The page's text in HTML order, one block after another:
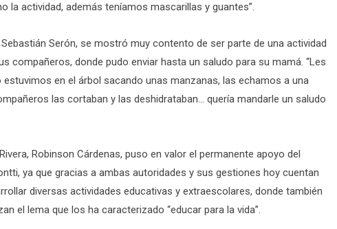
la actividad, además teníamos mascarillas y guantes”.
Serón, se mostró muy contento de ser parte de una actividad
compañeros, donde pudo enviar hasta un saludo para su mamá. “Les
en el árbol sacando unas manzanas, las echamos a una
las cortaban y las deshidrataban… quería mandarle un saludo
Robinson Cárdenas, puso en valor el permanente apoyo del
ya que gracias a ambas autoridades y sus gestiones hoy cuentan
diversas actividades educativas y extraescolares, donde también
el lema que los ha caracterizado “educar para la vida”.